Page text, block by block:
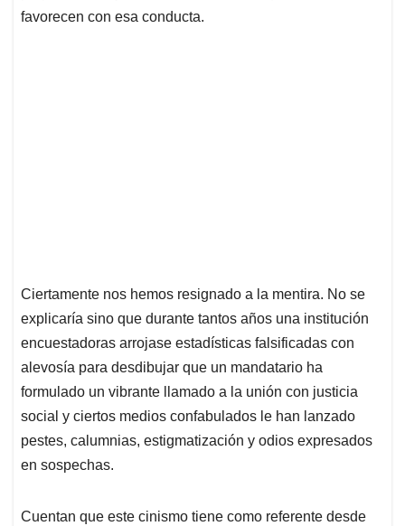
favorecen con esa conducta.
Ciertamente nos hemos resignado a la mentira. No se
explicaría sino que durante tantos años una institución
encuestadoras arrojase estadísticas falsificadas con
alevosía para desdibujar que un mandatario ha
formulado un vibrante llamado a la unión con justicia
social y ciertos medios confabulados le han lanzado
pestes, calumnias, estigmatización y odios expresados
en sospechas.
Cuentan que este cinismo tiene como referente desde